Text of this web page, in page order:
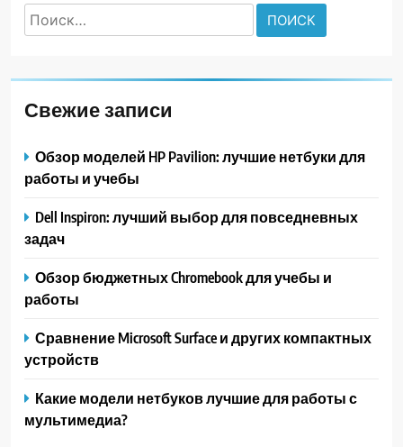
Найти:
Свежие записи
Обзор моделей HP Pavilion: лучшие нетбуки для
работы и учебы
Dell Inspiron: лучший выбор для повседневных
задач
Обзор бюджетных Chromebook для учебы и
работы
Сравнение Microsoft Surface и других компактных
устройств
Какие модели нетбуков лучшие для работы с
мультимедиа?